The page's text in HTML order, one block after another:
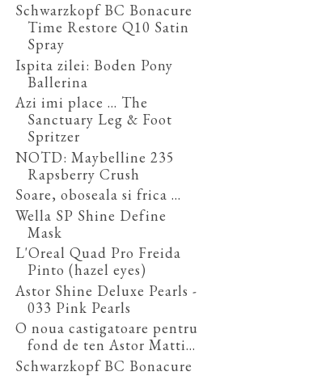
Schwarzkopf BC Bonacure
Time Restore Q10 Satin
Spray
Ispita zilei: Boden Pony
Ballerina
Azi imi place ... The
Sanctuary Leg & Foot
Spritzer
NOTD: Maybelline 235
Rapsberry Crush
Soare, oboseala si frica ...
Wella SP Shine Define
Mask
L'Oreal Quad Pro Freida
Pinto (hazel eyes)
Astor Shine Deluxe Pearls -
033 Pink Pearls
O noua castigatoare pentru
fond de ten Astor Matti...
Schwarzkopf BC Bonacure